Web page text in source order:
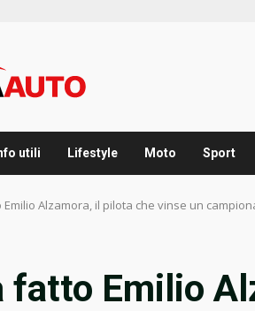
utili Lifestyle Moto Sport
Alzamora, il pilota che vinse un
fatto Emilio